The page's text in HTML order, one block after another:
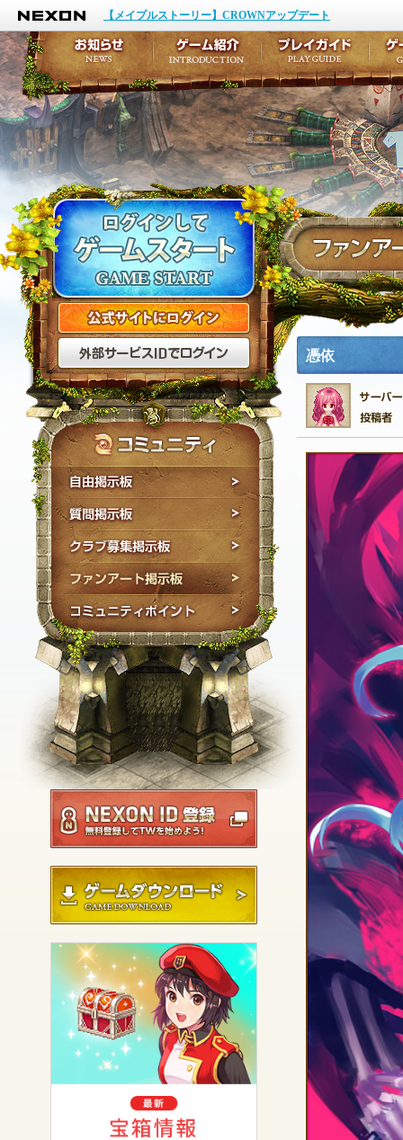
NEXON
【メイプルストーリー】CROWNアップデート
公式サイトにログイン
外部サービスIDでログ
自由掲示板
質問掲示板
クラブ募集掲示板
ファンアート掲示板
コミュニティポイン
NEXON ID登録
ゲームダウンロード
憑依
お知らせ
イベント
アップデート
メンテナンス
ゲーム紹介
キャラクター作成
テイルズ初級者講座
ここだけは知ってお